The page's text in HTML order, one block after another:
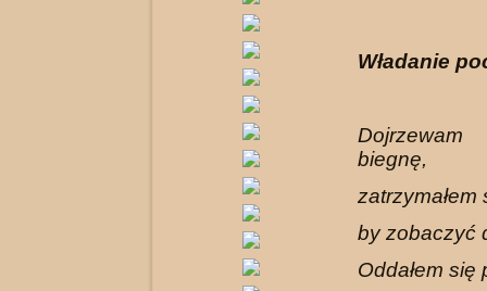
Władanie
biegnę,
zatrzymałem
by zobaczyć
Oddałem się